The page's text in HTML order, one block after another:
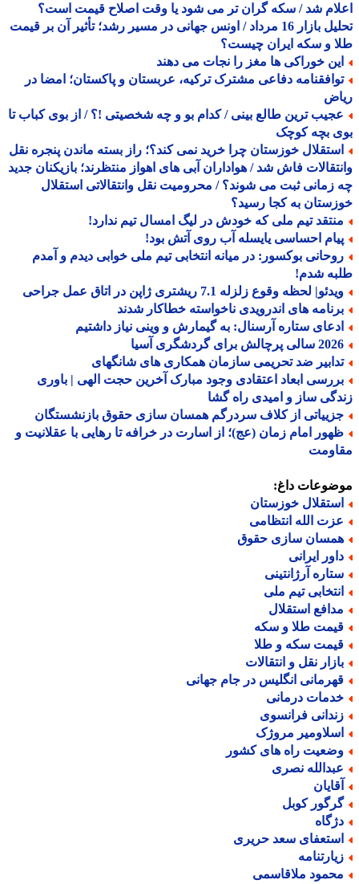
شد / سکه گران تر می شود یا وقت اصلاح قیمت است؟
تحلیل بازار 16 مرداد / اونس جهانی در مسیر رشد؛ تأثیر آن بر قیمت
و سکه ایران چیست؟
خوراکی ها مغز را نجات می دهند
دفاعی مشترک ترکیه، عربستان و پاکستان؛ امضا در
ترین طالع بینی / کدام بو و چه شخصیتی !؟ / از بوی کباب تا
بچه کوچک
خوزستان چرا خرید نمی کند؟؛ راز بسته ماندن پنجره نقل
فاش شد / هواداران آبی های اهواز منتظرند؛ بازیکنان جدید
زمانی ثبت می شوند؟ / محرومیت نقل وانتقالاتی استقلال
به کجا رسید؟
تیم ملی که خودش در لیگ امسال تیم ندارد!
احساسی یایسله آب روی آتش بود!
بوکسور: در میانه انتخابی تیم ملی خوابی دیدم و آمدم
شدم!
لحظه وقوع زلزله 7.1 ریشتری ژاپن در اتاق عمل جراحی
های اندرویدی ناخواسته خطاکار شدند
ستاره آرسنال: به گیمارش و وینی نیاز داشتیم
پرچالش برای گردشگری آسیا
ضد تحریمی سازمان همکاری های شانگهای
ابعاد اعتقادی وجود مبارک آخرین حجت الهی | باوری
ساز و امیدی راه گشا
از کلاف سردرگم همسان سازی حقوق بازنشستگان
امام زمان (عج)؛ از اسارت در خرافه تا رهایی با عقلانیت و
داغ:
خوزستان
الله انتظامی
سازی حقوق
ایرانی
آرژانتینی
تیم ملی
استقلال
طلا و سکه
سکه و طلا
نقل و انتقالات
انگلیس در جام جهانی
درمانی
فرانسوی
مروژک
راه های کشور
نصری
کوبل
سعد حریری
ملاقاسمی